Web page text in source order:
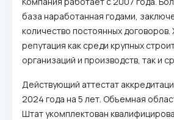
база наработанная годами,
количество постоянных
репутация как среди крупных
организаций и производств, так и
Действующий аттестат
2024 года на 5 лет. Объемная
Штат укомплектован